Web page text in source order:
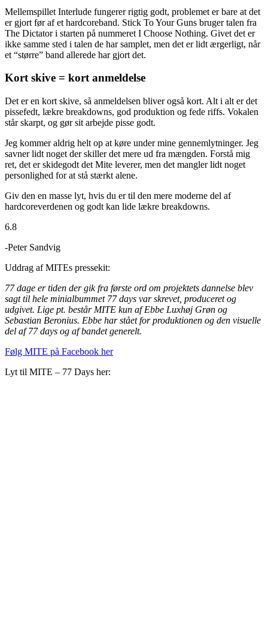
Mellemspillet Interlude fungerer rigtig godt, problemet er bare at det
er gjort før af et hardcoreband. Stick To Your Guns bruger talen fra
The Dictator i starten på nummeret I Choose Nothing. Givet det er
ikke samme sted i talen de har samplet, men det er lidt ærgerligt, når
et “større” band allerede har gjort det.
Kort skive = kort anmeldelse
Det er en kort skive, så anmeldelsen bliver også kort. Alt i alt er det
pissefedt, lækre breakdowns, god produktion og fede riffs. Vokalen
står skarpt, og gør sit arbejde pisse godt.
Jeg kommer aldrig helt op at køre under mine gennemlytninger. Jeg
savner lidt noget der skiller det mere ud fra mængden. Forstå mig
ret, det er skidegodt det Mite leverer, men det mangler lidt noget
personlighed for at stå stærkt alene.
Giv den en masse lyt, hvis du er til den mere moderne del af
hardcoreverdenen og godt kan lide lækre breakdowns.
6.8
-Peter Sandvig
Uddrag af MITEs pressekit:
77 dage er tiden der gik fra første ord om projektets dannelse blev
sagt til hele minialbummet 77 days var skrevet, produceret og
udgivet. Lige pt. består MITE kun af Ebbe Luxhøj Grøn og
Sebastian Beronius. Ebbe har stået for produktionen og den visuelle
del af 77 days og af bandet generelt.
Følg MITE på Facebook her
Lyt til MITE – 77 Days her: